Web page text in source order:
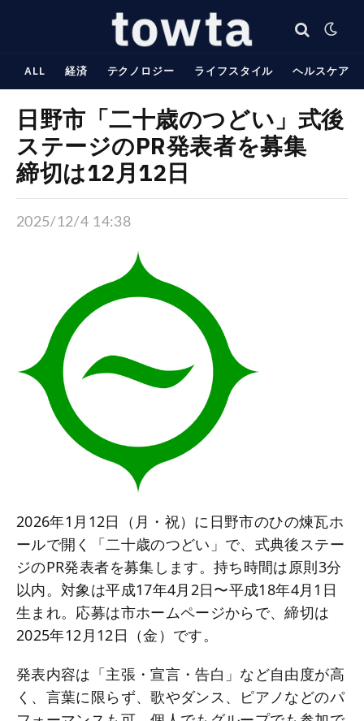
ALL 経済 テクノロジー ライフスタイル ヘルスケア
日野市「二十歳のつどい」式後
ステージのPR発表者を募集
締切は12月12日
2025/12/4 14:38
2026年1月12日（月・祝）に日野市のひの煉瓦ホ
ールで開く「二十歳のつどい」で、式典後ステー
ジのPR発表者を募集します。持ち時間は原則3分
以内。対象は平成17年4月2日〜平成18年4月1日
生まれ。応募は市ホームページからで、締切は
2025年12月12日（金）です。
発表内容は「主張・宣言・告白」など自由度が高
く、言葉に限らず、歌やダンス、ピアノなどのパ